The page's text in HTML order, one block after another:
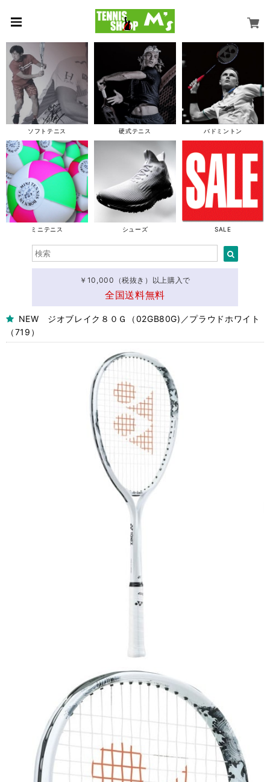
ソフトテニス 硬式テニス バドミントン
ミニテニス シューズ SALE
￥10,000（税抜き）以上購入で
全国送料無料
NEW ジオブレイク８０Ｇ（02GB80G)／プラウドホワイト
（719）